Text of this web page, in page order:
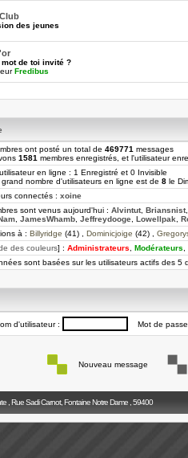
des jeunes
mot de toi invité ?
Fredibus
ont posté un total de 469771 messages
1581 membres enregistrés, et l'utilisateur
utilisateur en ligne : 1 Enregistré et 0 Invisible
nombre d'utilisateurs en ligne est de 8 le
connectés : xoine
sont venus aujourd'hui : Alvintut, Briansnist
JamesWhamb Jeffreydooge Lowellpak
à : Billyridge (41) , Dominicjoige (42) ,
des couleurs] : Administrateurs Modérateurs
sont basées sur les utilisateurs actifs des 5
d'utilisateur : Mot de
Nouveau message
, Rue Sadi Carnot, Fontaine Notre Dame , 59400